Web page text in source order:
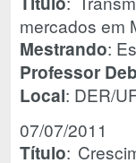
mercados em
Mestrando:
Professor
Local: DER/
07/07/2011
Título: